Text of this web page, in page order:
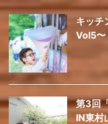
キッチ
Vol5〜
第3回
IN東村